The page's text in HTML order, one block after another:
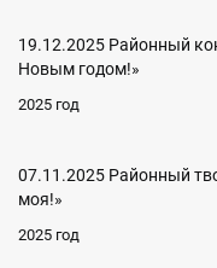
19.12.2025 Районный
Новым годом!»
2025 год
07.11.2025 Районный
моя!»
2025 год